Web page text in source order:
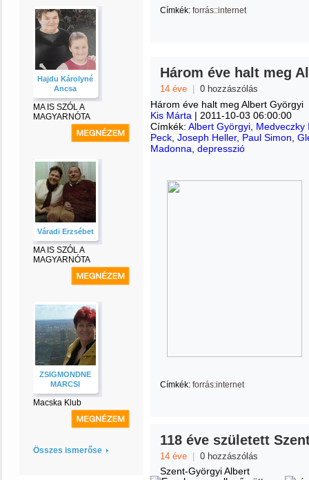
Hajdu Károlyné
Ancsa
MA IS SZÓL A
MAGYARNÓTA
Váradi Erzsébet
MA IS SZÓL A
MAGYARNÓTA
ZSIGMONDNE
MARCSI
Macska Klub
Összes ismerőse
Címkék: forrás::internet
Három éve halt meg
14 éve 0 hozzászólás
Három éve halt meg Albert Györgyi
Kis Márta | 2011-10-03 06:00:00
Címkék: Albert Györgyi Medveczky
Peck Joseph Heller, Paul Simon
Madonna depresszió
Címkék: forrás:internet
118 éve született
14 éve 0 hozzászólás
Szent-Györgyi Albert